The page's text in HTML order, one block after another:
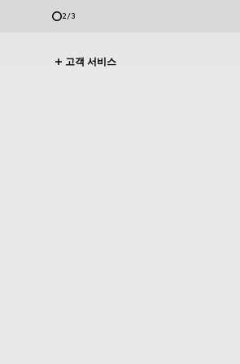
2/3
고객 서비스